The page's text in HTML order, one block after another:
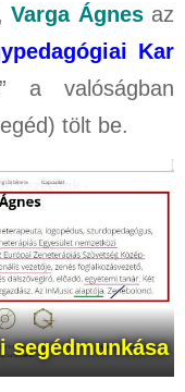
Varga Ágnesaz
Kar
a valóságban
tölt be.
segédmunkása